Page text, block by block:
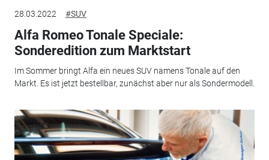
28.03.2022 #SUV
Alfa Romeo Tonale Speciale:
Sonderedition zum Marktstart
Im Sommer bringt Alfa ein neues SUV namens Tonale auf den
Markt. Es ist jetzt bestellbar, zunächst aber nur als Sondermodell.